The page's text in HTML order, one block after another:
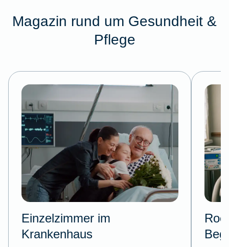
Magazin rund um Gesundheit &
Pflege
Einzelzimmer im
Krankenhaus